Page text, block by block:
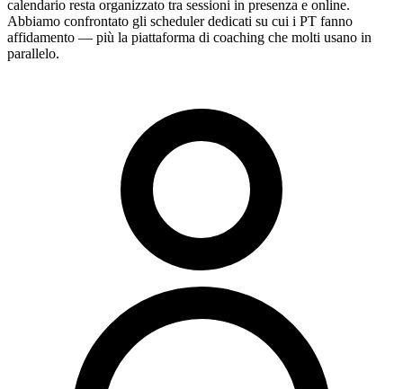
calendario resta organizzato tra sessioni in presenza e online.
Abbiamo confrontato gli scheduler dedicati su cui i PT fanno
affidamento — più la piattaforma di coaching che molti usano in
parallelo.